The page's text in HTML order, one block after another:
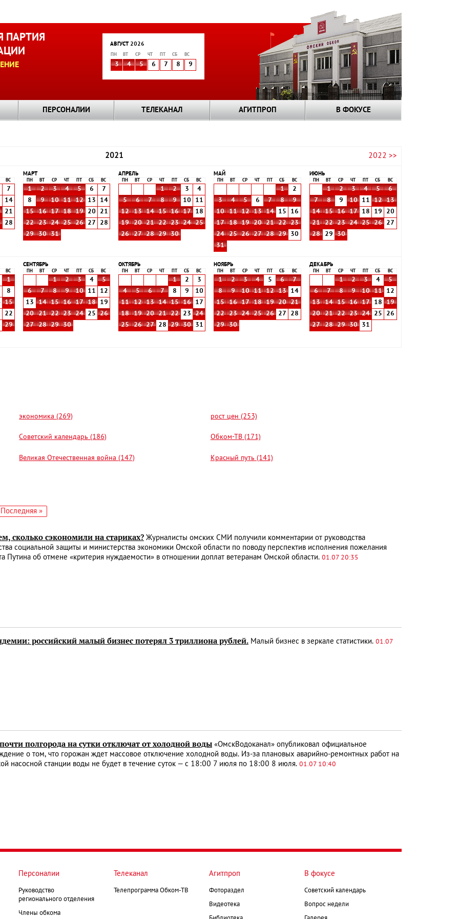
ПАРТИЯ
АВГУСТ 2026
ПН ВТ СР ЧТ СБ ВС
3 4 5 6 7 8 9
ПЕРСОНАЛИИ ТЕЛЕКАНАЛ АГИТПРОП В ФОКУСЕ
2021 2022 >>
ВС
7
14
21
28
МАРТ
ПН ВТ СР ЧТ СБ ВС
1 2 3 4 5 6
7
8
9 10 11 12 13
14
15
16 17 18 19 20
21
22
23 24 25 26 27
28
29
30 31
АПРЕЛЬ
ПН ВТ СР ЧТ СБ ВС
1 2 3
4
5
6 7 8 9 10
11
12
13 14 15 16 17
18
19
20 21 22 23 24
25
26
27 28 29 30
МАЙ
ПН ВТ СР ЧТ СБ ВС
1
2
3
4 5 6 7 8
9
10
11 12 13 14 15
16
17
18 19 20 21 22
23
24
25 26 27 28 29
30
31
ИЮНЬ
ПН ВТ СР ЧТ СБ ВС
1 2 3 4 5
6
7
8 9 10 11 12
13
14
15 16 17 18 19
20
21
22 23 24 25 26
27
28
29 30
ВС
1
8
15
22
29
СЕНТЯБРЬ
ПН ВТ СР ЧТ СБ ВС
1 2 3 4
5
6
7 8 9 10 11
12
13
14 15 16 17 18
19
20
21 22 23 24 25
26
27
28 29 30
ОКТЯБРЬ
ПН ВТ СР ЧТ СБ ВС
1 2
3
4
5 6 7 8 9
10
11
12 13 14 15 16
17
18
19 20 21 22 23
24
25
26 27 28 29 30 31
НОЯБРЬ
ПН ВТ СР ЧТ СБ ВС
1 2 3 4 5 6
7
8
9 10 11 12 13
14
15
16 17 18 19 20
21
22
23 24 25 26 27
28
29
30
ДЕКАБРЬ
ПН ВТ СР ЧТ СБ ВС
1 2 3 4
5
6
7 8 9 10 11
12
13
14 15 16 17 18
19
20
21 22 23 24 25
26
27
28 29 30 31
экономика (269) рост цен (253)
Советский календарь (186) Обком-ТВ (171)
Великая Отечественная война (147) Красный путь (141)
Последняя
Последняя »
сколько сэкономили на стариках? Журналисты омских СМИ получили комментарии от руководства
социальной защиты и министерства экономики Омской области по поводу перспектив исполнения пожелания
Путина об отмене «критерия нуждаемости» в отношении доплат ветеранам Омской области. 01.07 20:35
российский малый бизнес потерял 3 триллиона рублей. Малый бизнес в зеркале статистики. 01.07
полгорода на сутки отключат от холодной воды «ОмскВодоканал» опубликовал официальное
о том, что горожан ждет массовое отключение холодной воды. Из-за плановых аварийно-ремонтных работ на
насосной станции воды не будет в течение суток — с 18:00 7 июля по 18:00 8 июля. 01.07 10:40
Персоналии
Руководство
регионального отделения
Члены обкома
Телеканал
Телепрограмма Обком-ТВ
Агитпроп
Фотораздел
Видеотека
В фокусе
Советский календарь
Вопрос недели